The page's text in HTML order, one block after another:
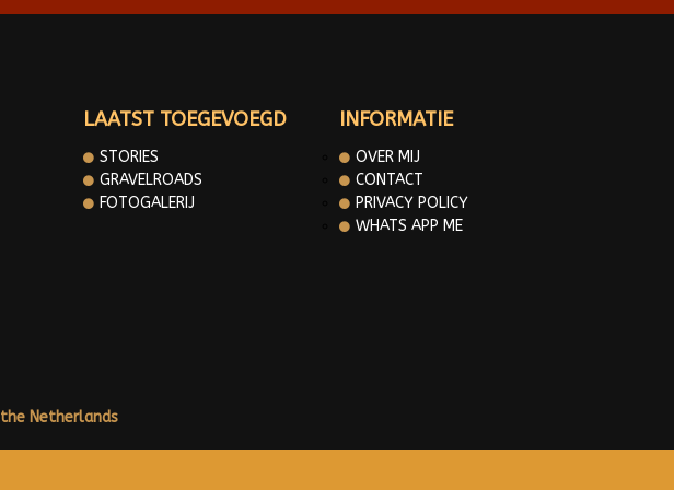
LAATST TOEGEVOEGD
STORIES
GRAVELROADS
FOTOGALERIJ
INFORMATIE
OVER MIJ
CONTACT
PRIVACY POLICY
WHATS APP ME
Netherlands